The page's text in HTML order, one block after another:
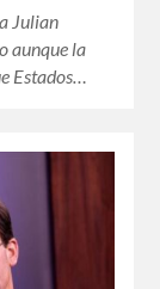
Julian
aunque la
Estados…